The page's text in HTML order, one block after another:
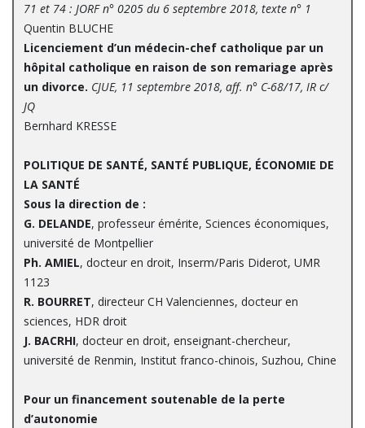
71 et 74 : JORF n° 0205 du 6 septembre 2018, texte n° 1
Quentin BLUCHE
Licenciement d’un médecin-chef catholique par un
hôpital catholique en raison de son remariage après
un divorce. CJUE, 11 septembre 2018, aff. n° C-68/17, IR c/
JQ
Bernhard KRESSE
POLITIQUE DE SANTÉ, SANTÉ PUBLIQUE, ÉCONOMIE DE
LA SANTÉ
Sous la direction de :
G. DELANDE, professeur émérite, Sciences économiques,
université de Montpellier
Ph. AMIEL, docteur en droit, Inserm/Paris Diderot, UMR
1123
R. BOURRET, directeur CH Valenciennes, docteur en
sciences, HDR droit
J. BACRHI, docteur en droit, enseignant-chercheur,
université de Renmin, Institut franco-chinois, Suzhou, Chine
Pour un financement soutenable de la perte
d’autonomie